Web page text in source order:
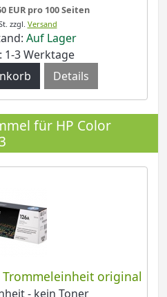
EUR pro 100 Seiten
zzgl. Versand
Auf Lager
1-3 Werktage
Details
für HP Color
Trommeleinheit original
- kein Toner